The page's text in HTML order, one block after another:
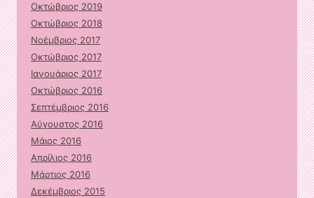
Οκτώβριος 2019
Οκτώβριος 2018
Νοέμβριος 2017
Οκτώβριος 2017
Ιανουάριος 2017
Οκτώβριος 2016
Σεπτέμβριος 2016
Αύγουστος 2016
Μάιος 2016
Απρίλιος 2016
Μάρτιος 2016
Δεκέμβριος 2015